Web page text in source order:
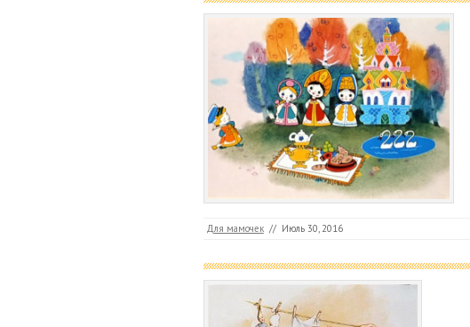
Для мамочек // Июль 30, 2016